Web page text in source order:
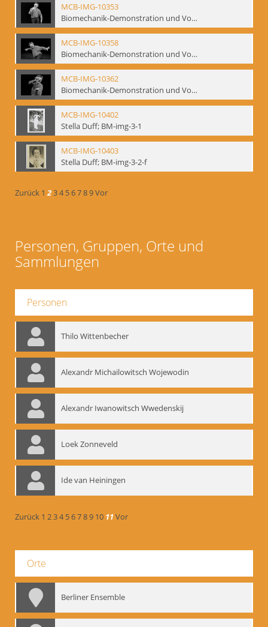
MCB-IMG-10353
Biomechanik-Demonstration und Vortrag, Berliner Ensemble, 04.10.1991
MCB-IMG-10358
Biomechanik-Demonstration und Vortrag, Berliner Ensemble, 04.10.1991
MCB-IMG-10362
Biomechanik-Demonstration und Vortrag, Berliner Ensemble, 04.10.1991
MCB-IMG-10402
Stella Duff; BM-img-3-1
MCB-IMG-10403
Stella Duff; BM-img-3-2-f
Zurück 1 234 56789Vor
Personen, Gruppen, Orte und
Sammlungen
Personen
Thilo Wittenbecher
Alexandr Michailowitsch Wojewodin
Alexandr Iwanowitsch Wwedenskij
Loek Zonneveld
Ide van Heiningen
Zurück 1 234 56789 10 11Vor
Orte
Berliner Ensemble